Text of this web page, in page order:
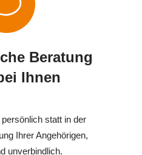
Beratung
Ihnen
statt in der
Ihrer Angehörigen,
unverbindlich.